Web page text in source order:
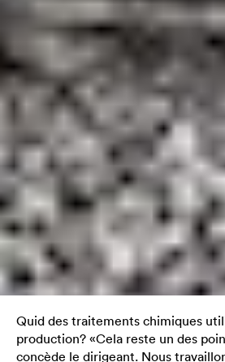
Quid des traitements chimiques
production? «Cela reste un des
concède le dirigeant. Nous